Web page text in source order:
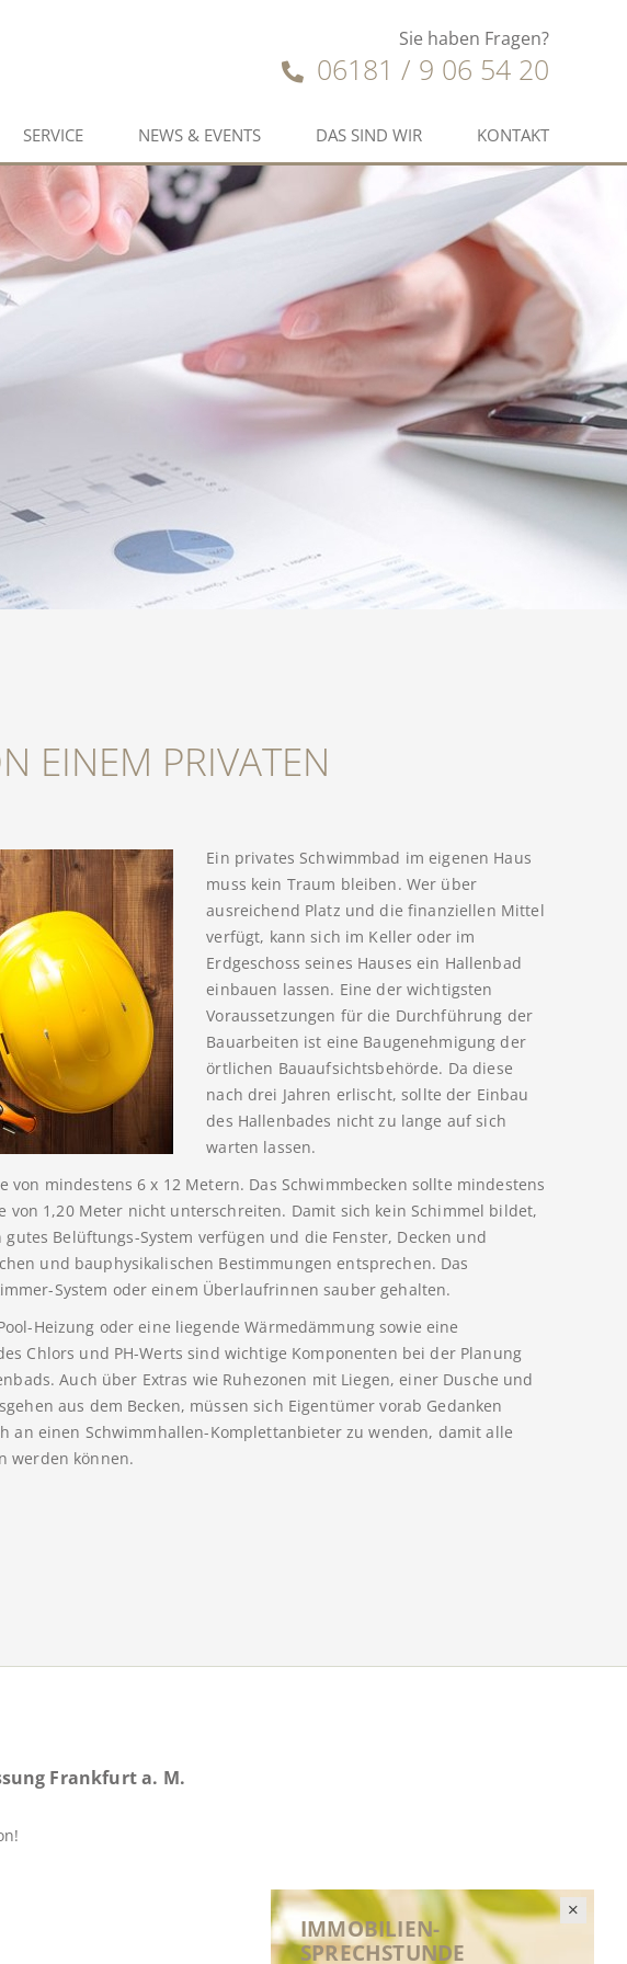
Sie haben Fragen?
06181 / 9 06 54 20
SERVICE NEWS & EVENTS DAS SIND WIR KONTAKT
EINEM PRIVATEN
Ein privates Schwimmbad im eigenen Haus
muss kein Traum bleiben. Wer über
ausreichend Platz und die finanziellen Mittel
verfügt, kann sich im Keller oder im
Erdgeschoss seines Hauses ein Hallenbad
einbauen lassen. Eine der wichtigsten
Voraussetzungen für die Durchführung der
Bauarbeiten ist eine Baugenehmigung der
örtlichen Bauaufsichtsbehörde. Da diese
nach drei Jahren erlischt, sollte der Einbau
des Hallenbades nicht zu lange auf sich
warten lassen.
von mindestens 6 x 12 Metern. Das Schwimmbecken sollte mindestens
von 1,20 Meter nicht unterschreiten. Damit sich kein Schimmel bildet,
Belüftungs-System verfügen und die Fenster, Decken und
und bauphysikalischen Bestimmungen entsprechen. Das
System oder einem Überlaufrinnen sauber gehalten.
Heizung oder eine liegende Wärmedämmung sowie eine
Chlors und PH-Werts sind wichtige Komponenten bei der Planung
Auch über Extras wie Ruhezonen mit Liegen, einer Dusche und
aus dem Becken, müssen sich Eigentümer vorab Gedanken
an einen Schwimmhallen-Komplettanbieter zu wenden, damit alle
werden können.
IMMOBILIEN-
SPRECHSTUNDE
Frankfurt a. M.